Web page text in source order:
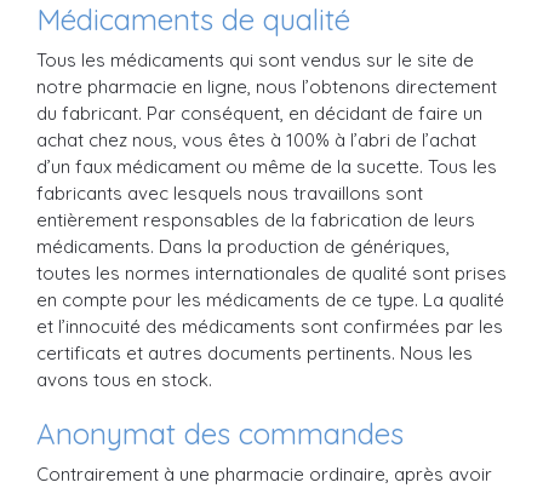
Médicaments de qualité
Tous les médicaments qui sont vendus sur le site de
notre pharmacie en ligne, nous l’obtenons directement
du fabricant. Par conséquent, en décidant de faire un
achat chez nous, vous êtes à 100% à l’abri de l’achat
d’un faux médicament ou même de la sucette. Tous les
fabricants avec lesquels nous travaillons sont
entièrement responsables de la fabrication de leurs
médicaments. Dans la production de génériques,
toutes les normes internationales de qualité sont prises
en compte pour les médicaments de ce type. La qualité
et l’innocuité des médicaments sont confirmées par les
certificats et autres documents pertinents. Nous les
avons tous en stock.
Anonymat des commandes
Contrairement à une pharmacie ordinaire, après avoir